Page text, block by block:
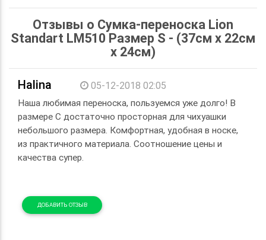
Отзывы о Сумка-переноска Lion
Standart LM510 Размер S - (37см х 22см
х 24см)
Halina 05-12-2018 02:05
Наша любимая переноска, пользуемся уже долго! В
размере С достаточно просторная для чихуашки
небольшого размера. Комфортная, удобная в носке,
из практичного материала. Соотношение цены и
качества супер.
ДОБАВИТЬ ОТЗЫВ